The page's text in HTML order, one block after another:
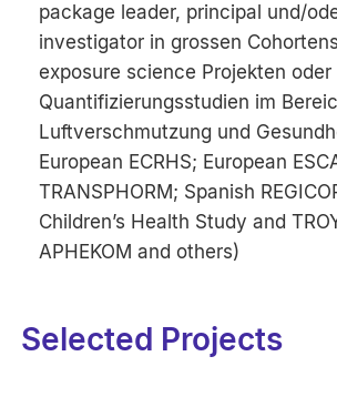
package leader, principal und/
investigator in grossen
exposure science Projekten oder
Quantifizierungsstudien im
Luftverschmutzung und
European ECRHS; European
TRANSPHORM; Spanish
Children’s Health Study and
APHEKOM and others)
Selected Projects